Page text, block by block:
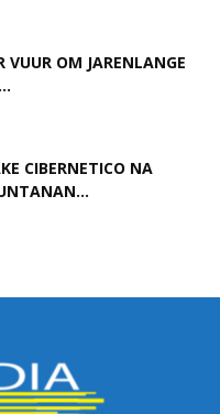
VUUR OM JARENLANGE
CIBERNETICO NA